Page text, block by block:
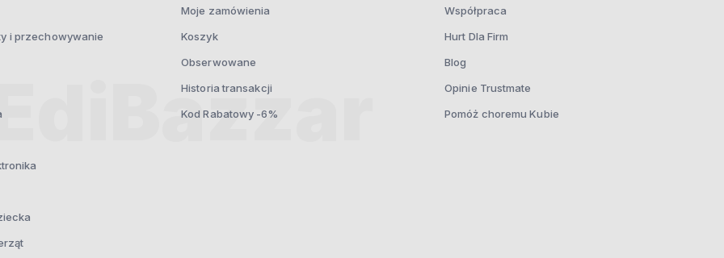
i przechowywanie
Moje zamówienia
Koszyk
Obserwowane
Historia transakcji
Kod Rabatowy -6%
Współpraca
Hurt Dla Firm
Blog
Opinie Trustmate
Pomóż choremu Kubie